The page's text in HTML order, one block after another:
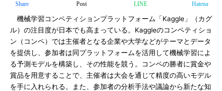
Share Post LINE Hatena
機械学習コンペティションプラットフォーム「Kaggle」（カグ
ル）の注目度が日本でも高まっている。Kaggleのコンペティショ
ン（コンペ）では主催者となる企業や大学などがテーマとデータ
を提供し、参加者は同プラットフォームを活用して機械学習によ
る予測モデルを構築し、その性能を競う。コンペの勝者に賞金や
賞品を用意することで、主催者は大会を通じて精度の高いモデル
を手に入れられる。また、参加者の分析手法や議論から新たな知